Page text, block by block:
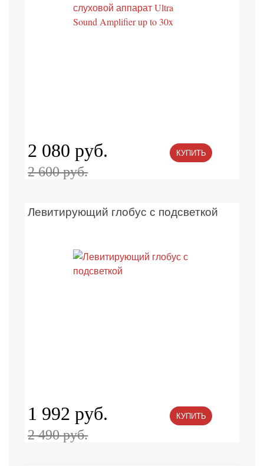
2 080 руб.
2 600 руб.
КУПИТЬ
Левитирующий глобус с подсветкой
1 992 руб.
2 490 руб.
КУПИТЬ